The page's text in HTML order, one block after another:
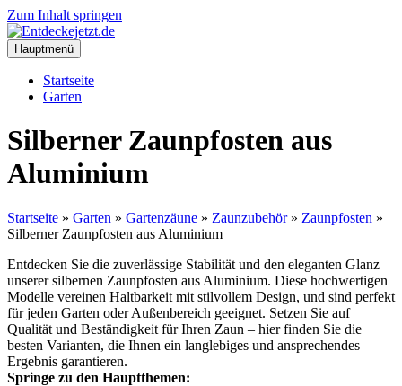
Zum Inhalt springen
Hauptmenü
Startseite
Garten
Silberner Zaunpfosten aus
Aluminium
Startseite » Garten » Gartenzäune » Zaunzubehör» Zaunpfosten »
Silberner Zaunpfosten aus Aluminium
Entdecken Sie die zuverlässige Stabilität und den eleganten Glanz
unserer silbernen Zaunpfosten aus Aluminium. Diese hochwertigen
Modelle vereinen Haltbarkeit mit stilvollem Design, und sind perfekt
für jeden Garten oder Außenbereich geeignet. Setzen Sie auf
Qualität und Beständigkeit für Ihren Zaun – hier finden Sie die
besten Varianten, die Ihnen ein langlebiges und ansprechendes
Ergebnis garantieren.
Springe zu den Hauptthemen: